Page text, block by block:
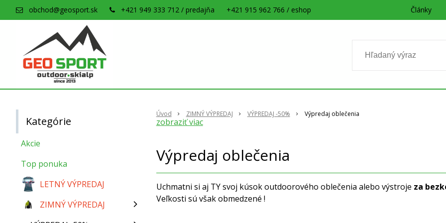
obchod@geosport.sk +421 949 333 712 / predajňa +421 915 962 766 / eshop Články
Úvod ZIMNÝ VÝPREDAJ VÝPREDAJ -50% Výpredaj oblečenia
Výpredaj oblečenia
Uchmatni si aj TY svoj kúsok outdoorového oblečenia alebo výstroje za
Veľkosti sú však obmedzené !
zobraziť viac
Kategórie
Akcie
Top ponuka
LETNÝ VÝPREDAJ
ZIMNÝ VÝPREDAJ